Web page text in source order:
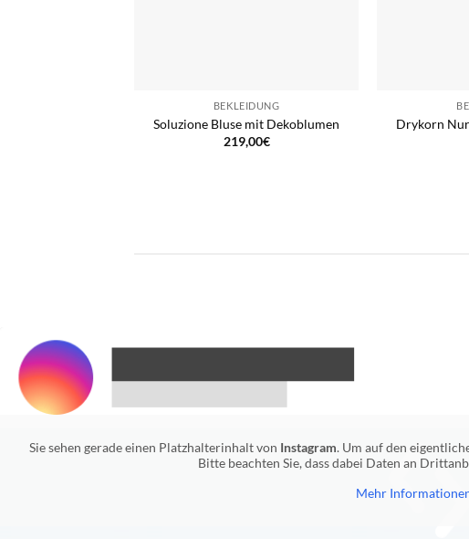
BEKLEIDUNG
Soluzione Bluse mit Dekoblumen
219,00€
Drykorn
Sie sehen gerade einen Platzhalterinhalt von Instagram. Um auf den
Bitte beachten Sie, dass dabei Daten an
Mehr